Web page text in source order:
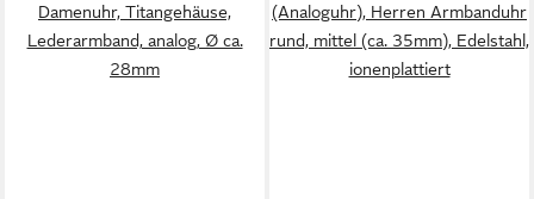
Damenuhr, Titangehäuse,
Lederarmband, analog, Ø ca.
28mm
(Analoguhr), Herren Armbanduhr
rund, mittel (ca. 35mm), Edelstahl,
ionenplattiert